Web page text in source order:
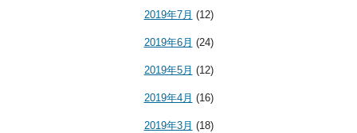
2019年7月 (12)
2019年6月 (24)
2019年5月 (12)
2019年4月 (16)
2019年3月 (18)